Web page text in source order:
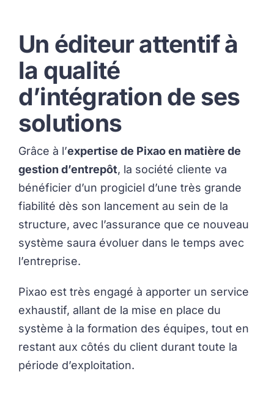
Un éditeur attentif à
la qualité
d’intégration de ses
solutions
Grâce à l’expertise de Pixao en matière de
gestion d’entrepôt, la société cliente va
bénéficier d’un progiciel d’une très grande
fiabilité dès son lancement au sein de la
structure, avec l’assurance que ce nouveau
système saura évoluer dans le temps avec
l’entreprise.
Pixao est très engagé à apporter un service
exhaustif, allant de la mise en place du
système à la formation des équipes, tout en
restant aux côtés du client durant toute la
période d’exploitation.